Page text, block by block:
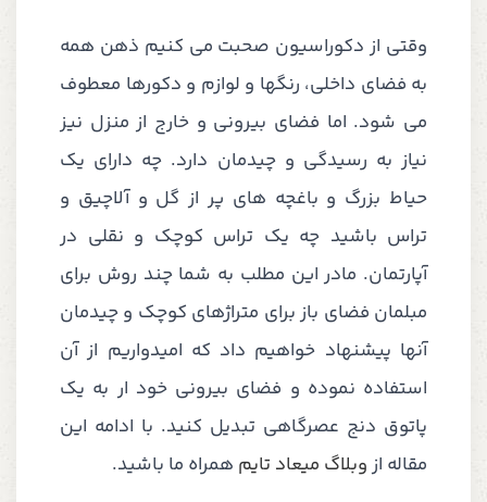
وقتی از دکوراسیون صحبت می کنیم ذهن همه
به فضای داخلی، رنگها و لوازم و دکورها معطوف
می شود. اما فضای بیرونی و خارج از منزل نیز
نیاز به رسیدگی و چیدمان دارد. چه دارای یک
حیاط بزرگ و باغچه های پر از گل و آلاچیق و
تراس باشید چه یک تراس کوچک و نقلی در
آپارتمان. مادر این مطلب به شما چند روش برای
مبلمان فضای باز برای متراژهای کوچک و چیدمان
آنها پیشنهاد خواهیم داد که امیدواریم از آن
استفاده نموده و فضای بیرونی خود ار به یک
پاتوق دنج عصرگاهی تبدیل کنید. با ادامه این
مقاله ازوبلاگ میعاد تایم همراه ما باشید.